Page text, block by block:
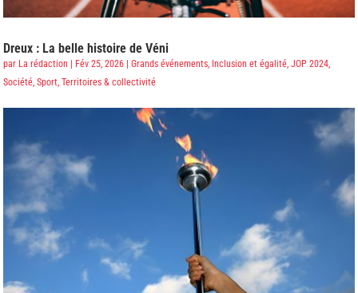
Dreux : La belle histoire de Véni
par La rédaction Fév 25, 2026 |Grands événements, Inclusion et égalité,JOP 2024,
Société,Sport,Territoires & collectivité